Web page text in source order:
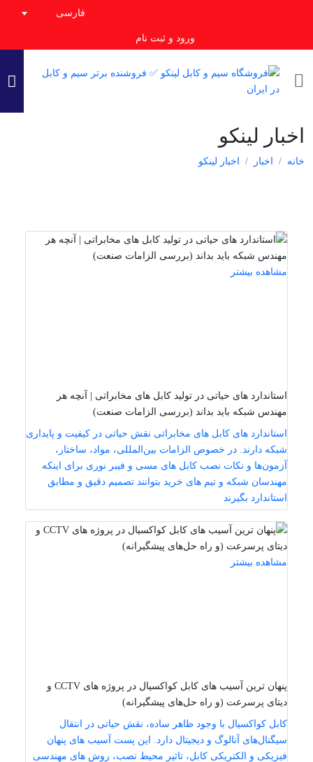
فارسی
ورود و ثبت نام
اخبار لینکو
خانه اخبار اخبار لینکو
مشاهده بیشتر
استاندارد های حیاتی در تولید کابل‌ های مخابراتی | آنچه هر
مهندس شبکه باید بداند (بررسی الزامات صنعت)
استاندارد های کابل‌ های مخابراتی نقش حیاتی در کیفیت و پایداری
شبکه دارند. در خصوص الزامات بین‌المللی، مواد، ساختار،
آزمون‌ها و نکات نصب کابل‌ های مسی و فیبر نوری برای اینکه
مهندسان شبکه و تیم‌ های خرید بتوانند تصمیم دقیق و مطابق
استاندارد بگیرند
مشاهده بیشتر
پنهان‌ ترین آسیب ‌های کابل کواکسیال در پروژه ‌های CCTV و
دیتای پرسرعت (و راه‌ حل‌های پیشگیرانه)
کابل کواکسیال با وجود ظاهر ساده، نقش حیاتی در انتقال
سیگنال‌های آنالوگ و دیجیتال دارد. این پست آسیب‌ های پنهان
فیزیکی و الکتریکی کابل، تاثیر محیط نصب، روش‌ های مهندسی